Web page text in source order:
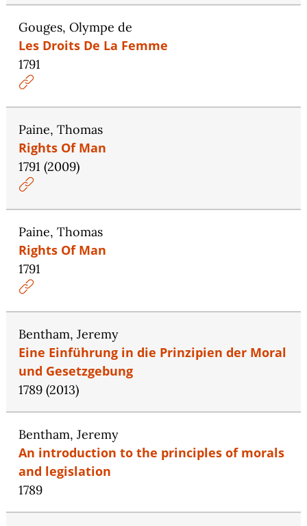
Gouges, Olympe de
Les Droits De La Femme
1791
Paine, Thomas
Rights Of Man
1791 (2009)
Paine, Thomas
Rights Of Man
1791
Bentham, Jeremy
Eine Einführung in die Prinzipien der Moral
und Gesetzgebung
1789 (2013)
Bentham, Jeremy
An introduction to the principles of morals
and legislation
1789